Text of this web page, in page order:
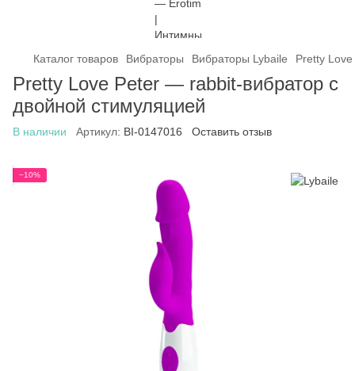
Каталог товаров Вибраторы Вибраторы Lybaile Pretty
Pretty Love Peter — rabbit-вибратор с
двойной стимуляцией
В наличии Артикул: BI-0147016 Оставить отзыв
−10%